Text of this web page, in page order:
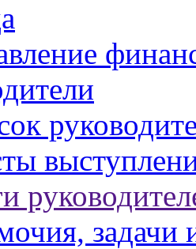
задачи